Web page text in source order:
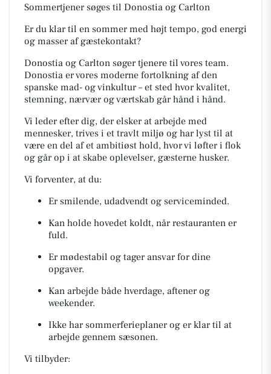
Sommertjener søges til Donostia og Carlton
Er du klar til en sommer med højt tempo, god energi
og masser af gæstekontakt?
Donostia og Carlton søger tjenere til vores team.
Donostia er vores moderne fortolkning af den
spanske mad- og vinkultur – et sted hvor kvalitet,
stemning, nærvær og værtskab går hånd i hånd.
Vi leder efter dig, der elsker at arbejde med
mennesker, trives i et travlt miljø og har lyst til at
være en del af et ambitiøst hold, hvor vi løfter i flok
og går op i at skabe oplevelser, gæsterne husker.
Vi forventer, at du:
Er smilende, udadvendt og serviceminded.
Kan holde hovedet koldt, når restauranten er
fuld.
Er mødestabil og tager ansvar for dine
opgaver.
Kan arbejde både hverdage, aftener og
weekender.
Ikke har sommerferieplaner og er klar til at
arbejde gennem sæsonen.
Vi tilbyder: